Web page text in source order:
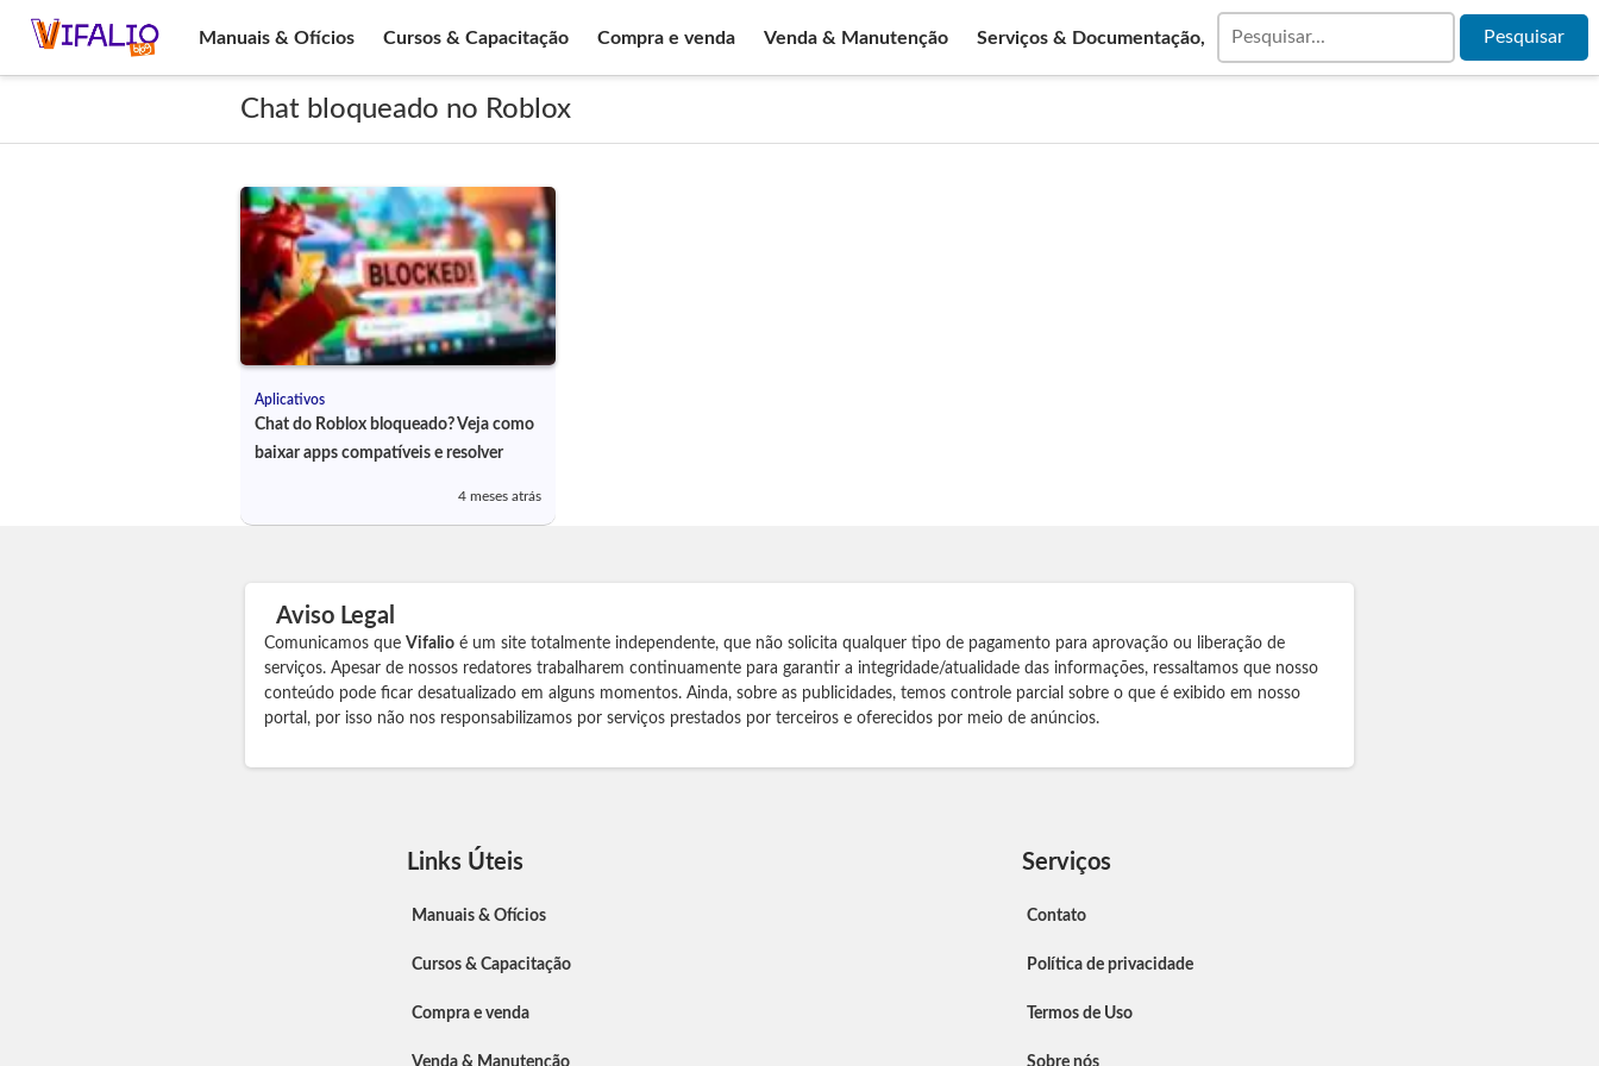
Manuais & Ofícios Cursos & Capacitação Compra e venda Venda & Manutenção Serviços & Documentação,
Chat bloqueado no Roblox
Aplicativos
Chat do Roblox bloqueado? Veja como
baixar apps compatíveis e resolver
4 meses atrás
Aviso Legal
Comunicamos que Vifalio é um site totalmente independente, que não solicita qualquer tipo de pagamento para aprovação ou liberação de
serviços. Apesar de nossos redatores trabalharem continuamente para garantir a integridade/atualidade das informações, ressaltamos que nosso
conteúdo pode ficar desatualizado em alguns momentos. Ainda, sobre as publicidades, temos controle parcial sobre o que é exibido em nosso
portal, por isso não nos responsabilizamos por serviços prestados por terceiros e oferecidos por meio de anúncios.
Links Úteis
Manuais & Ofícios
Cursos & Capacitação
Compra e venda
Venda & Manutenção
Serviços
Contato
Política de privacidade
Termos de Uso
Sobre nós